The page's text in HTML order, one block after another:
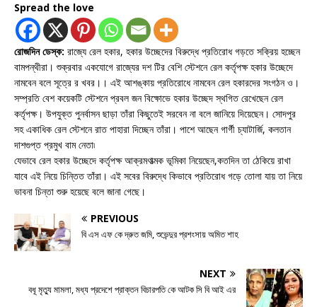
Spread the love
রোজদিন ডেস্ক: রাজ্যে রেল হকার, হকার উচ্ছেদের বিরুদ্ধে প্রতিরোধ গড়তে সক্রিয় হচ্ছেন
বামপন্থীরা। শুক্রবার একযোগে রাজ্যের দশ টির বেশি স্টেশনে রেল কর্তৃপক্ষ হকার উচ্ছেদে
নামবেন বলে সূত্রে র খবর।। এই আশঙ্কায় প্রতিরোধে নামবেন রেল হকারদের সংগঠন ও।
সম্প্রতি বেশ কয়েকটি স্টেশনে প্রবল জন বিক্ষোভে হকার উচ্ছেদ স্থগিত রেখেছেন রেল
কর্তৃপক্ষ। উপযুক্ত পুনর্বাসন ছাড়া তাঁরা কিছুতেই সরবেন না বলে জানিয়ে দিয়েছেন। সোদপুর
সহ একাধিক রেল স্টেশনে রাত পাহারা দিচ্ছেন তাঁরা। পাশে আছেন গার্গী চ্যাটার্জি, কলতান
দাশগুপ্ত প্রমুখ বাম নেতা৷
যেভাবে রেল হকার উচ্ছেদে কর্তৃপক্ষ আক্রমণাত্মক ভূমিকা নিয়েছেন,কতদিন তা ঠেকিয়ে রাখা
যাবে এই নিয়ে চিন্তিত তাঁরা। এই সবের বিরুদ্ধে কিভাবে প্রতিরোধ গড়ে তোলা যায় তা নিয়ে
ভাবনা চিন্তা শুরু হয়েছে বলে জানা গেছে।
PREVIOUS
বি এস এফ কে দ্রুত জমি, শুভেন্দুর প্রশংসায় অমিত শাহ
NEXT
বধূ মৃত্যু মামলা, মধ্য প্রদেশে প্রাক্তন বিচারপতি কে আটক সি বি আই এর